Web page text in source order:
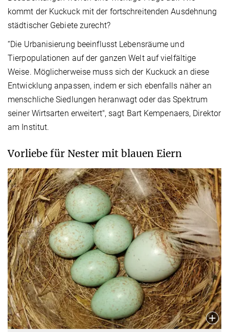
kommt der Kuckuck mit der fortschreitenden Ausdehnung
städtischer Gebiete zurecht?
“Die Urbanisierung beeinflusst Lebensräume und
Tierpopulationen auf der ganzen Welt auf vielfältige
Weise. Möglicherweise muss sich der Kuckuck an diese
Entwicklung anpassen, indem er sich ebenfalls näher an
menschliche Siedlungen heranwagt oder das Spektrum
seiner Wirtsarten erweitert", sagt Bart Kempenaers, Direktor
am Institut.
Vorliebe für Nester mit blauen Eiern